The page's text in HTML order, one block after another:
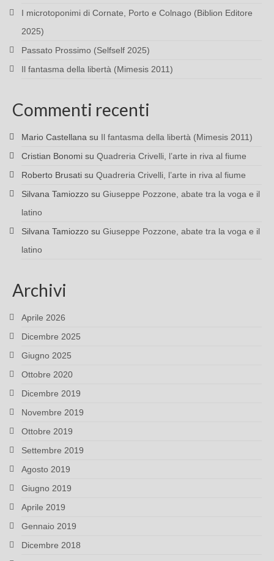
I microtoponimi di Cornate, Porto e Colnago (Biblion Editore
2025)
Passato Prossimo (Selfself 2025)
Il fantasma della libertà (Mimesis 2011)
Commenti recenti
Mario Castellana su Il fantasma della libertà (Mimesis 2011)
Cristian Bonomi su Quadreria Crivelli, l’arte in riva al fiume
Roberto Brusati su Quadreria Crivelli, l’arte in riva al fiume
Silvana Tamiozzo su Giuseppe Pozzone, abate tra la voga e il
latino
Silvana Tamiozzo su Giuseppe Pozzone, abate tra la voga e il
latino
Archivi
Aprile 2026
Dicembre 2025
Giugno 2025
Ottobre 2020
Dicembre 2019
Novembre 2019
Ottobre 2019
Settembre 2019
Agosto 2019
Giugno 2019
Aprile 2019
Gennaio 2019
Dicembre 2018